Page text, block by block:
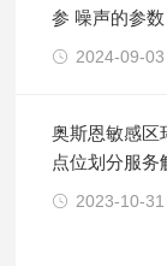
参 噪声的参数
2024-09-03
奥斯恩敏感区
点位划分服务
2023-10-31